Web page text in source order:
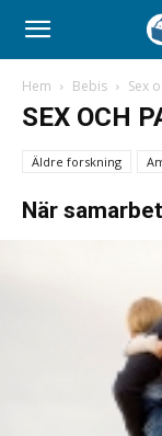
Hem Bebis Sex
SEX OCH
Äldre forskning
När